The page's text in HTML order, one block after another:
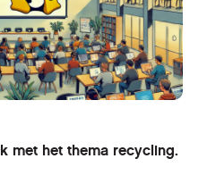
met het thema recycling.